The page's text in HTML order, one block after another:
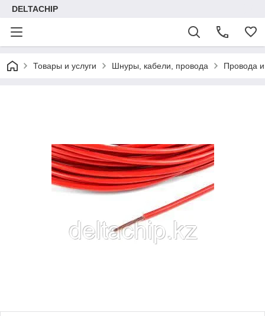
DELTACHIP
Товары и услуги Шнуры, кабели, провода Провода